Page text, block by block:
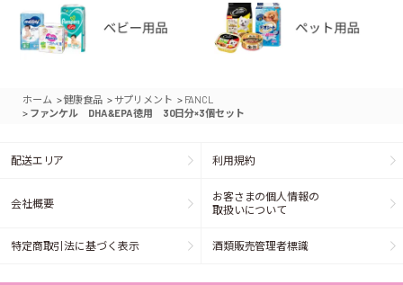
ホーム >健康食品 >サプリメント > FANCL
> ファンケル DHA&EPA徳用 30日分×3個セット
配送エリア 利用規約
会社概要
お客さまの個人情報の
取扱いについて
特定商取引法に基づく表示 酒類販売管理者標識